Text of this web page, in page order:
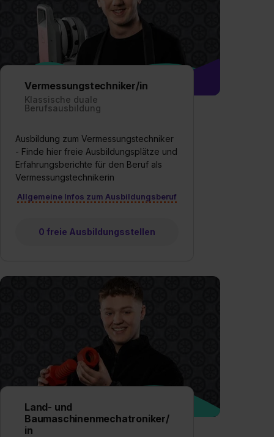
Vermessungstechniker/in
Klassische duale
Berufsausbildung
Ausbildung zum Vermessungstechniker
- Finde hier freie Ausbildungsplätze und
Erfahrungsberichte für den Beruf als
Vermessungstechnikerin
Allgemeine Infos zum Ausbildungsberuf
0 freie Ausbildungsstellen
Land- und
Baumaschinenmechatroniker/
in